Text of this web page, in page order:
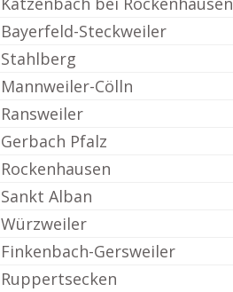
Bayerfeld-Steckweiler
Stahlberg
Mannweiler-Cölln
Ransweiler
Gerbach Pfalz
Rockenhausen
Sankt Alban
Würzweiler
Finkenbach-Gersweiler
Ruppertsecken